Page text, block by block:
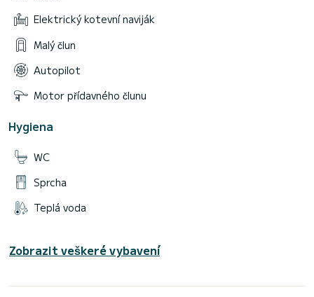
Elektrický kotevní naviják
Malý člun
Autopilot
Motor přídavného člunu
Hygiena
WC
Sprcha
Teplá voda
Zobrazit veškeré vybavení